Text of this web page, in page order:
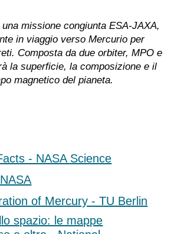
missione congiunta ESA-JAXA,
in viaggio verso Mercurio per
Composta da due orbiter, MPO e
la superficie, la composizione e il
magnetico del pianeta.
- NASA Science
of Mercury - TU Berlin
spazio: le mappe